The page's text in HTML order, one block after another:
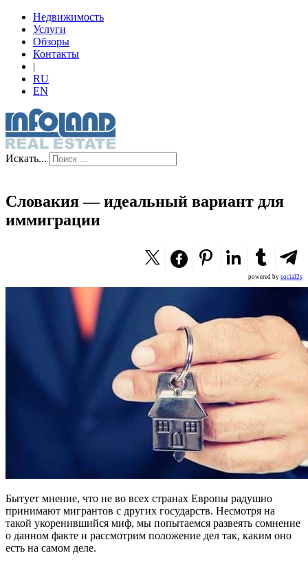
Недвижимость
Услуги
Обзоры
Контакты
|
RU
EN
Искать...
Словакия — идеальный вариант для
иммиграции
powered by social2s
Бытует мнение, что не во всех странах Европы радушно
принимают мигрантов с других государств. Несмотря на
такой укоренившийся миф, мы попытаемся развеять сомнение
о данном факте и рассмотрим положение дел так, каким оно
есть на самом деле.